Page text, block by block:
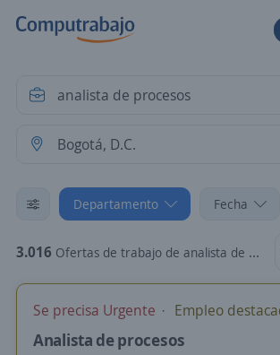
Departamento Fecha
3.016 Ofertas de trabajo de analista de procesos en Bogotá, D.C., Bogotá, D.C.
Se precisa Urgente Empleo
Analista de procesos